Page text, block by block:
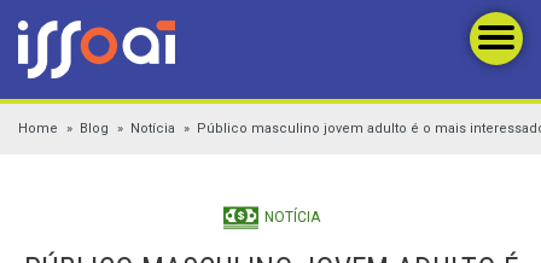
Home Blog Notícia Público masculino jovem adulto é o mais
NOTÍCIA